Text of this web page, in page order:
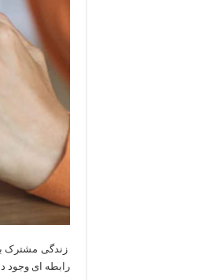
زندگی مشترک
رابطه ای وجود